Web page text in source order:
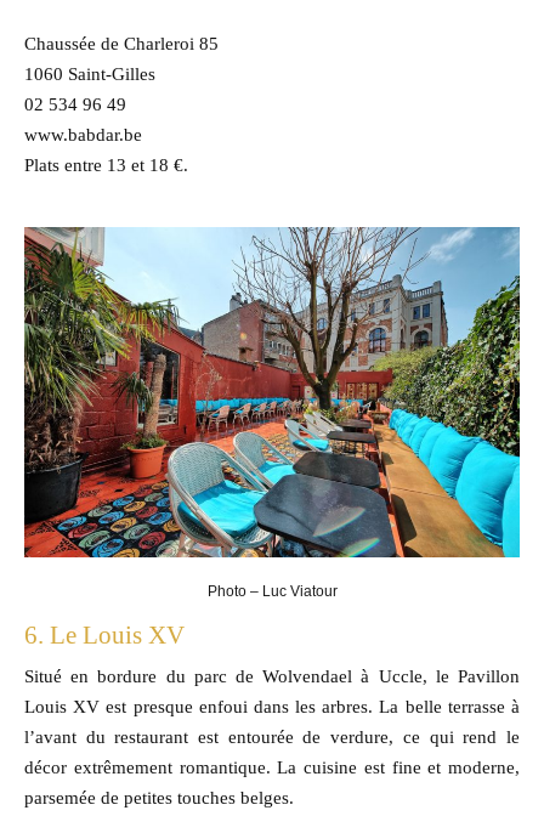
Chaussée de Charleroi 85
1060 Saint-Gilles
02 534 96 49
www.babdar.be
Plats entre 13 et 18 €.
Photo – Luc Viatour
6. Le Louis XV
Situé en bordure du parc de Wolvendael à Uccle, le Pavillon
Louis XV est presque enfoui dans les arbres. La belle terrasse à
l’avant du restaurant est entourée de verdure, ce qui rend le
décor extrêmement romantique. La cuisine est fine et moderne,
parsemée de petites touches belges.